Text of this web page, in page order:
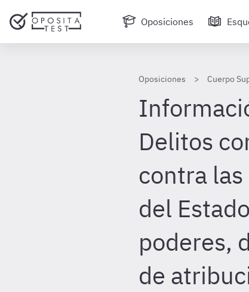
Oposiciones
Oposiciones Cuerpo
Delitos
contra
del
poderes,
de